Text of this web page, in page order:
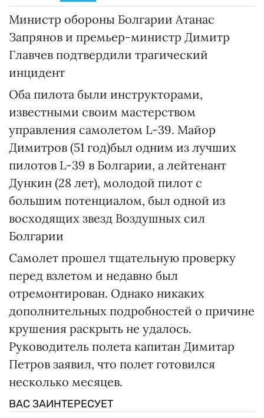
Министр обороны Болгарии Атанас
Запрянов и премьер-министр Димитр
Главчев подтвердили трагический
инцидент
Оба пилота были инструкторами,
известными своим мастерством
управления самолетом L-39. Майор
Димитров (51 год)был одним из лучших
пилотов L-39 в Болгарии, а лейтенант
Дункин (28 лет), молодой пилот с
большим потенциалом, был одной из
восходящих звезд Воздушных сил
Болгарии
Самолет прошел тщательную проверку
перед взлетом и недавно был
отремонтирован. Однако никаких
дополнительных подробностей о причине
крушения раскрыть не удалось.
Руководитель полета капитан Димитар
Петров заявил, что полет готовился
несколько месяцев.
ВАС ЗАИНТЕРЕСУЕТ